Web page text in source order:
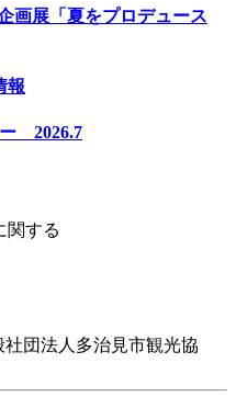
画展「夏をプロデュース
報
2026.7
関する
団法人多治見市観光協